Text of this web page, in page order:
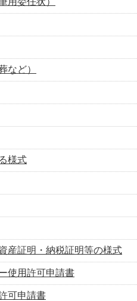
など）
様式
産証明・納税証明等の様式
使用許可申請書
可申請書